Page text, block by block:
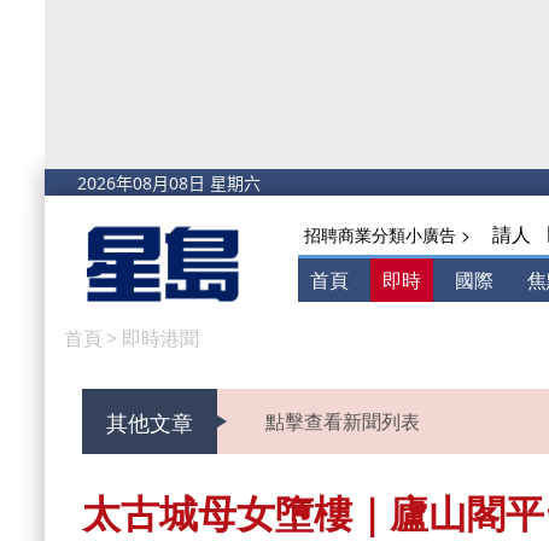
招聘商業分類小廣告 > 請人 |
首頁 即時 國際
首頁 > 即時港聞
其他文章 點擊查看新聞列表
太古城母女墮樓｜廬山閣